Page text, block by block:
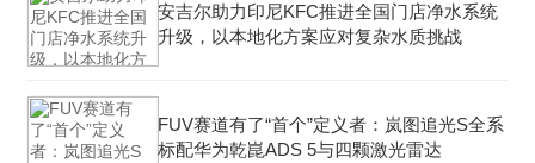
安吉尔助力印尼KFC推进全国门店净水系统
升级，以本地化方案应对复杂水质挑战
FUV赛道有了“首个”定义者：岚图追光S全系
标配华为乾崑ADS 5与四颗激光雷达